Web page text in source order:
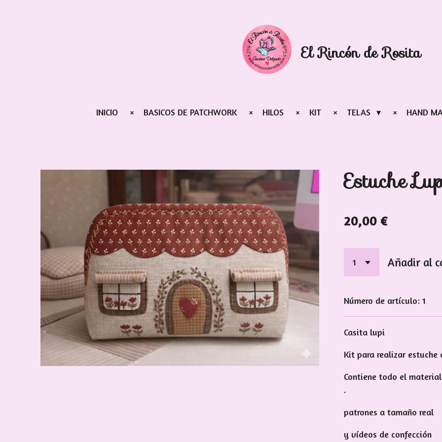
El Rincón de Rosita
INICIO BASICOS DE PATCHWORK HILOS KIT TELAS HAND
Estuche
20,00 €
Añadir al
Número de artículo: 1
Casita lupi
Kit para realizar estuche
Contiene todo el
.
patrones a tamaño real
y vídeos de confección